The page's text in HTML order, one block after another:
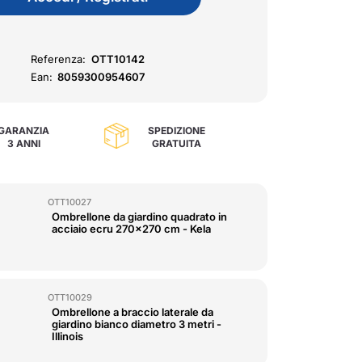
Referenza: OTT10142
Ean: 8059300954607
3 ANNI
SPEDIZIONE
GRATUITA
OTT10027
Ombrellone da giardino quadrato in
acciaio ecru 270x270 cm - Kela
OTT10029
Ombrellone a braccio laterale da
giardino bianco diametro 3 metri -
Illinois